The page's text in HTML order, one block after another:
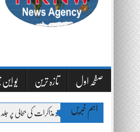
صفحہ اول تازہ ترین یو این
اہم خبریں
ایران کے ساتھ مذاکرات کی بحالی پر جلد معاہدے کی امید